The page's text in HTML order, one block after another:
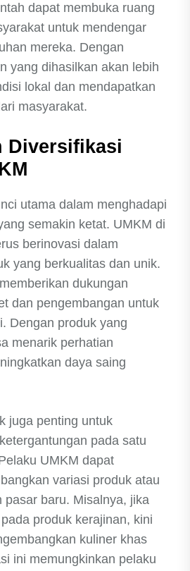
dapat membuka ruang
untuk mendengar
mereka. Dengan
yang dihasilkan akan lebih
lokal dan mendapatkan
masyarakat.
Diversifikasi
utama dalam menghadapi
semakin ketat. UMKM di
berinovasi dalam
yang berkualitas dan unik.
dukungan
dan pengembangan untuk
Dengan produk yang
menarik perhatian
daya saing
juga penting untuk
pada satu
UMKM dapat
variasi produk atau
pasar baru. Misalnya, jika
produk kerajinan, kini
kuliner khas
ini memungkinkan pelaku